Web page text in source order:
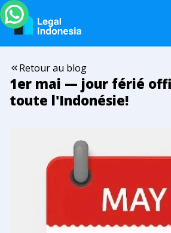
Retour au blog
1er mai — jour férié
toute l'Indonésie!